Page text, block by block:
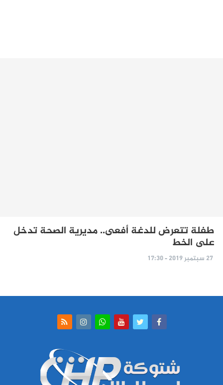
طفلة تتعرض للدغة أفعى.. مديرية الصحة تدخل
على الخط
27 سبتمبر 2019 - 17:30